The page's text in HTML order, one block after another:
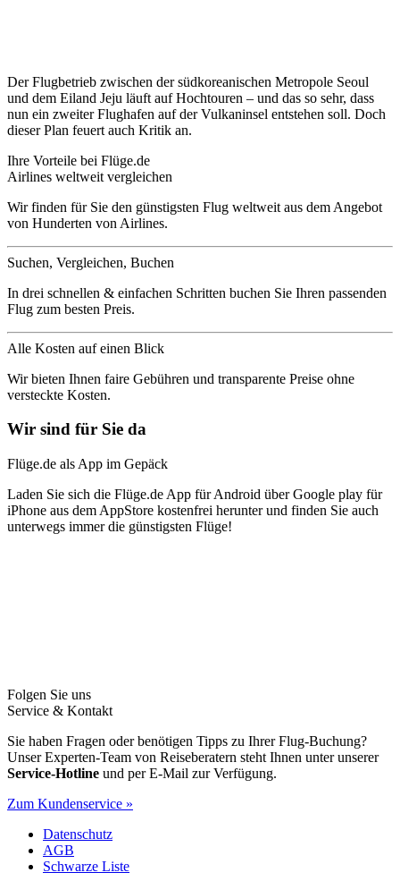
Der Flugbetrieb zwischen der südkoreanischen Metropole Seoul
und dem Eiland Jeju läuft auf Hochtouren – und das so sehr, dass
nun ein zweiter Flughafen auf der Vulkaninsel entstehen soll. Doch
dieser Plan feuert auch Kritik an.
Ihre Vorteile bei Flüge.de
Airlines weltweit vergleichen
Wir finden für Sie den günstigsten Flug weltweit aus dem Angebot
von Hunderten von Airlines.
Suchen, Vergleichen, Buchen
In drei schnellen & einfachen Schritten buchen Sie Ihren passenden
Flug zum besten Preis.
Alle Kosten auf einen Blick
Wir bieten Ihnen faire Gebühren und transparente Preise ohne
versteckte Kosten.
Wir sind für Sie da
Flüge.de als App im Gepäck
Laden Sie sich die Flüge.de App für Android über Google play für
iPhone aus dem AppStore kostenfrei herunter und finden Sie auch
unterwegs immer die günstigsten Flüge!
Folgen Sie uns
Service & Kontakt
Sie haben Fragen oder benötigen Tipps zu Ihrer Flug-Buchung?
Unser Experten-Team von Reiseberatern steht Ihnen unter unserer
Service-Hotline und per E-Mail zur Verfügung.
Zum Kundenservice »
Datenschutz
AGB
Schwarze Liste